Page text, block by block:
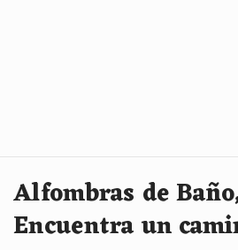
Alfombras de
Encuentra un